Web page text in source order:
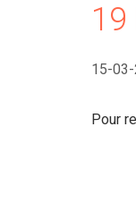
19
15-
Pour